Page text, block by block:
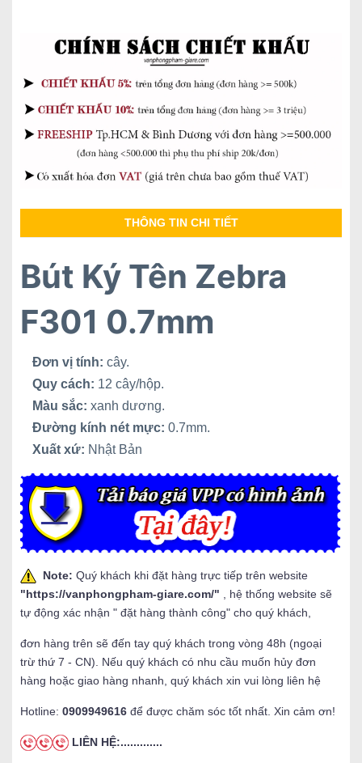
THÔNG TIN CHI TIẾT
Bút Ký Tên Zebra
F301 0.7mm
Đơn vị tính: cây.
Quy cách: 12 cây/hộp.
Màu sắc: xanh dương.
Đường kính nét mực: 0.7mm.
Xuất xứ: Nhật Bản
Note: Quý khách khi đặt hàng trực tiếp trên website
"https://vanphongpham-giare.com/"
, hệ thống website sẽ
tự động xác nhận " đặt hàng thành công" cho quý khách,
đơn hàng trên sẽ đến tay quý khách trong vòng 48h (ngoại
trừ thứ 7 - CN). Nếu quý khách có nhu cầu muốn hủy đơn
hàng hoặc giao hàng nhanh, quý khách xin vui lòng liên hệ
Hotline: 0909949616 để được chăm sóc tốt nhất. Xin cảm ơn!
LIÊN HỆ:.............